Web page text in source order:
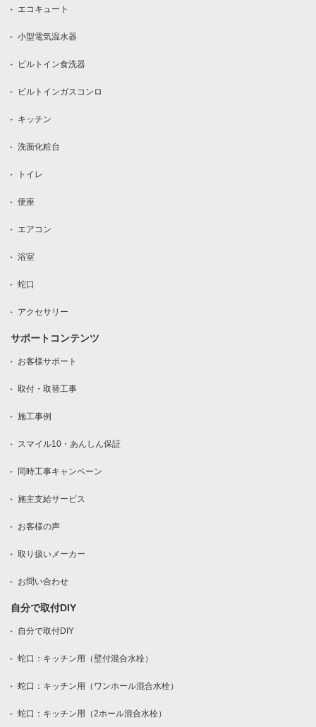
エコキュート
小型電気温水器
ビルトイン食洗器
ビルトインガスコンロ
キッチン
洗面化粧台
トイレ
便座
エアコン
浴室
蛇口
アクセサリー
サポートコンテンツ
お客様サポート
取付・取替工事
施工事例
スマイル10・あんしん保証
同時工事キャンペーン
施主支給サービス
お客様の声
取り扱いメーカー
お問い合わせ
自分で取付DIY
自分で取付DIY
蛇口：キッチン用（壁付混合水栓）
蛇口：キッチン用（ワンホール混合水栓）
蛇口：キッチン用（2ホール混合水栓）